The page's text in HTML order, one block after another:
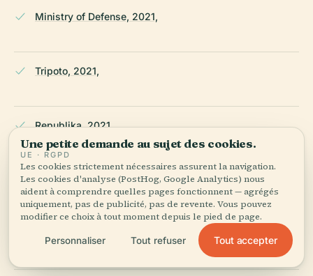
Ministry of Defense, 2021,
Tripoto, 2021,
Republika, 2021,
Katadata, 2021,
Une petite demande au sujet des cookies.
UE · RGPD
Les cookies strictement nécessaires assurent la navigation.
Les cookies d'analyse (PostHog, Google Analytics) nous
aident à comprendre quelles pages fonctionnent — agrégés
uniquement, pas de publicité, pas de revente. Vous pouvez
modifier ce choix à tout moment depuis le pied de page.
Personnaliser Tout refuser Tout accepter